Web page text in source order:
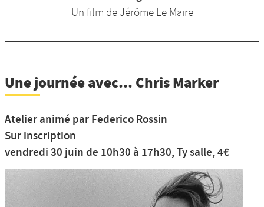
Un film de Jérôme Le Maire
Une journée avec... Chris Marker
Atelier animé par Federico Rossin
Sur inscription
vendredi 30 juin de 10h30 à 17h30, Ty salle, 4€